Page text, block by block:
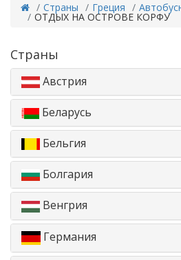
Страны Греция
ОТДЫХ НА ОСТРОВЕ КОРФУ
Страны
Австрия
Беларусь
Бельгия
Болгария
Венгрия
Германия